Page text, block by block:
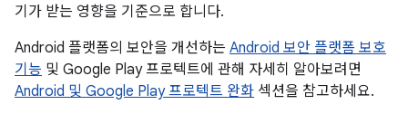
기가 받는 영향을 기준으로 합니다.
Android 플랫폼의 보안을 개선하는 Android 보안 플랫폼 보호
기능 및 Google Play 프로텍트에 관해 자세히 알아보려면
Android 및 Google Play 프로텍트 완화 섹션을 참고하세요.